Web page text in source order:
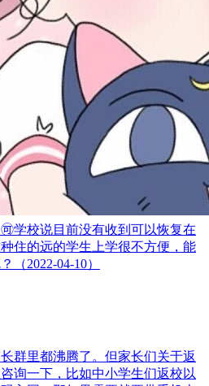
学校说目前没有收到可以恢复在
住的远的学生上学很不方便，能
（2022-04-10）
群里都沸腾了。但家长们关于返
询一下，比如中小学生们返校以